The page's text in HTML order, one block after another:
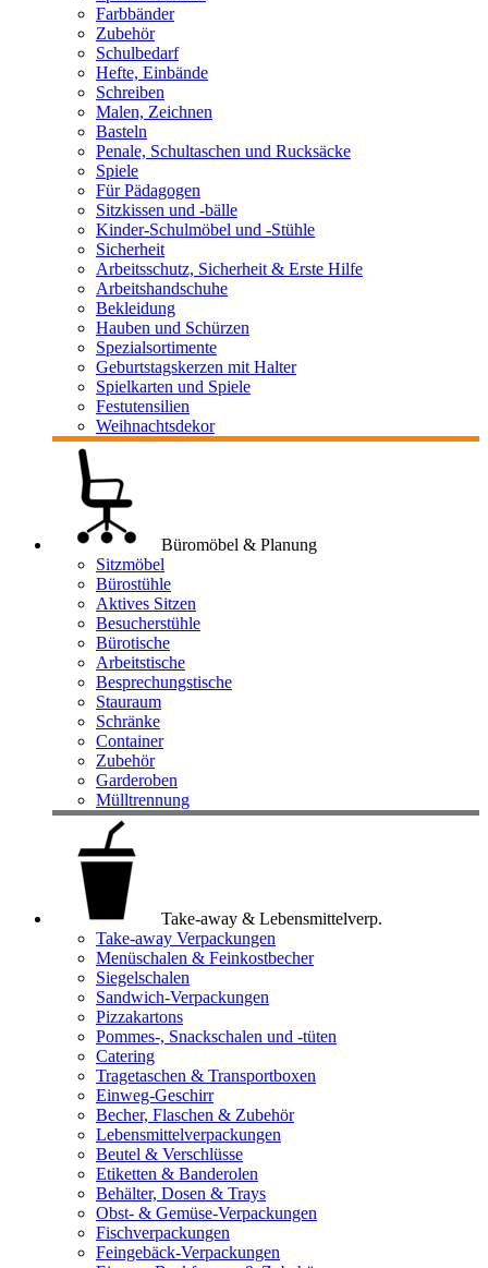
Farbbänder
Zubehör
Schulbedarf
Hefte, Einbände
Schreiben
Malen, Zeichnen
Basteln
Penale, Schultaschen und Rucksäcke
Spiele
Für Pädagogen
Sitzkissen und -bälle
Kinder-Schulmöbel und -Stühle
Sicherheit
Arbeitsschutz, Sicherheit & Erste Hilfe
Arbeitshandschuhe
Bekleidung
Hauben und Schürzen
Spezialsortimente
Geburtstagskerzen mit Halter
Spielkarten und Spiele
Festutensilien
Weihnachtsdekor
Büromöbel & Planung
Sitzmöbel
Bürostühle
Aktives Sitzen
Besucherstühle
Bürotische
Arbeitstische
Besprechungstische
Stauraum
Schränke
Container
Zubehör
Garderoben
Mülltrennung
Take-away & Lebensmittelverp.
Take-away Verpackungen
Menüschalen & Feinkostbecher
Siegelschalen
Sandwich-Verpackungen
Pizzakartons
Pommes-, Snackschalen und -tüten
Catering
Tragetaschen & Transportboxen
Einweg-Geschirr
Becher, Flaschen & Zubehör
Lebensmittelverpackungen
Beutel & Verschlüsse
Etiketten & Banderolen
Behälter, Dosen & Trays
Obst- & Gemüse-Verpackungen
Fischverpackungen
Feingebäck-Verpackungen